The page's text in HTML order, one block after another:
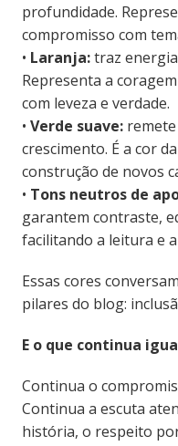
profundidade.
compromisso com
• Laranja:traz
Representa a
com leveza e verdade.
• Verde suave:remete
crescimento. É a cor
construção de novos
• Tons neutros de
garantem contraste,
facilitando a leitura e
Essas cores
pilares do blog:
E o que continua
Continua o
Continua a escuta
história, o respeito